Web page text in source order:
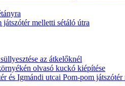
melletti sétáló útra
az átkelőknél
olvasó kuckó kiépítése
Igmándi utcai Pom-pom játszótér